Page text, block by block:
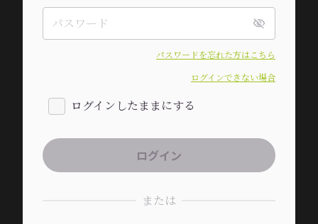
パスワードを忘れた方はこちら
ログインできない場合
ログインしたままにする
または